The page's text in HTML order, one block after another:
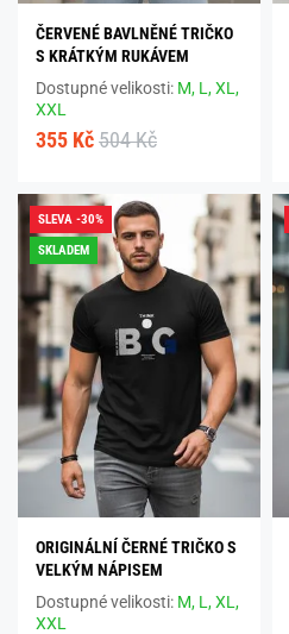
ČERVENÉ BAVLNĚNÉ TRIČKO
S KRÁTKÝM RUKÁVEM
Dostupné velikosti: M, L,XL,
XXL
355 Kč 504 Kč
SLEVA -30%
SKLADEM
ORIGINÁLNÍ ČERNÉ TRIČKO S
VELKÝM NÁPISEM
Dostupné velikosti: M, L,XL,
XXL